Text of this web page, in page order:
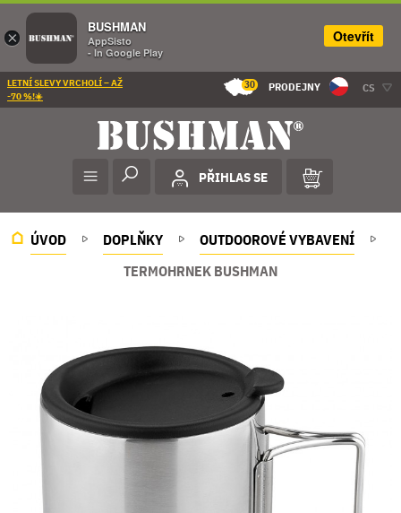
LETNÍ SLEVY VRCHOLÍ – AŽ
-70 %!☀️
30 PRODEJNY CS
PŘIHLAS SE
ÚVOD DOPLŇKY
OUTDOOROVÉ VYBAVENÍ
TERMOHRNEK BUSHMAN
×
BUSHMAN
AppSisto
- In Google Play
Otevřít